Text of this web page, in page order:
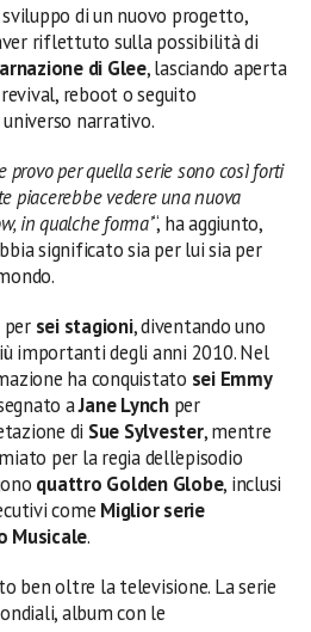
di un nuovo progetto,
riflettuto sulla possibilità di
di Glee, lasciando aperta
reboot o seguito
narrativo.
provo per quella serie sono così forti
piacerebbe vedere una nuova
in qualche forma’“, ha aggiunto,
significato sia per lui sia per
per sei stagioni, diventando uno
importanti degli anni 2010. Nel
ha conquistato sei Emmy
aJane Lynchper
di Sue Sylvester, mentre
per la regia dell’episodio
quattro Golden Globe, inclusi
come Miglior serie
Musicale.
ben oltre la televisione. La serie
album con le